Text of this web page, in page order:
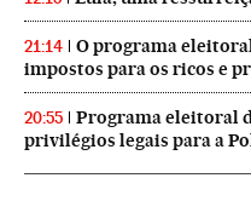
21:14
O programa
impostos para os ricos e
20:55
Programa eleitoral
privilégios legais para a